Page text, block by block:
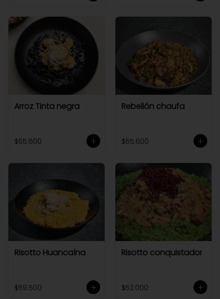
Arroz Tinta negra
$65.600
Rebelión chaufa
$65.600
Risotto Huancaína
$69.500
Risotto conquistador
$52.000